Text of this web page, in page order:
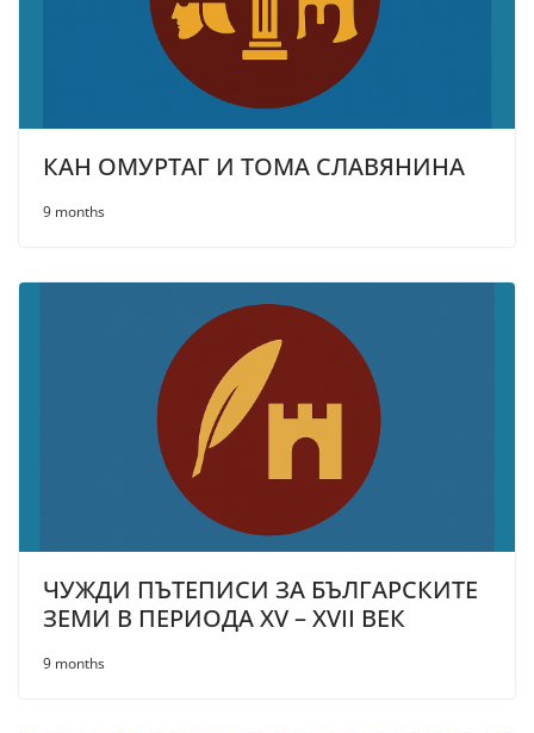
КАН ОМУРТАГ И ТОМА СЛАВЯНИНА
9 months
ЧУЖДИ ПЪТЕПИСИ ЗА БЪЛГАРСКИТЕ
ЗЕМИ В ПЕРИОДА XV – XVII ВЕК
9 months